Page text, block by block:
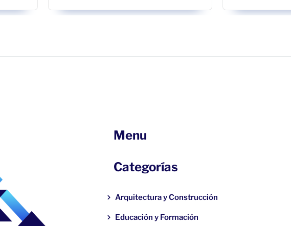
Menu
Categorías
Arquitectura y Construcción
Educación y Formación